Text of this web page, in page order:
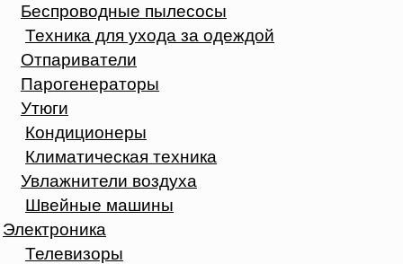
Беспроводные пылесосы
Техника для ухода за одеждой
Отпариватели
Парогенераторы
Утюги
Кондиционеры
Климатическая техника
Увлажнители воздуха
Швейные машины
Электроника
Телевизоры